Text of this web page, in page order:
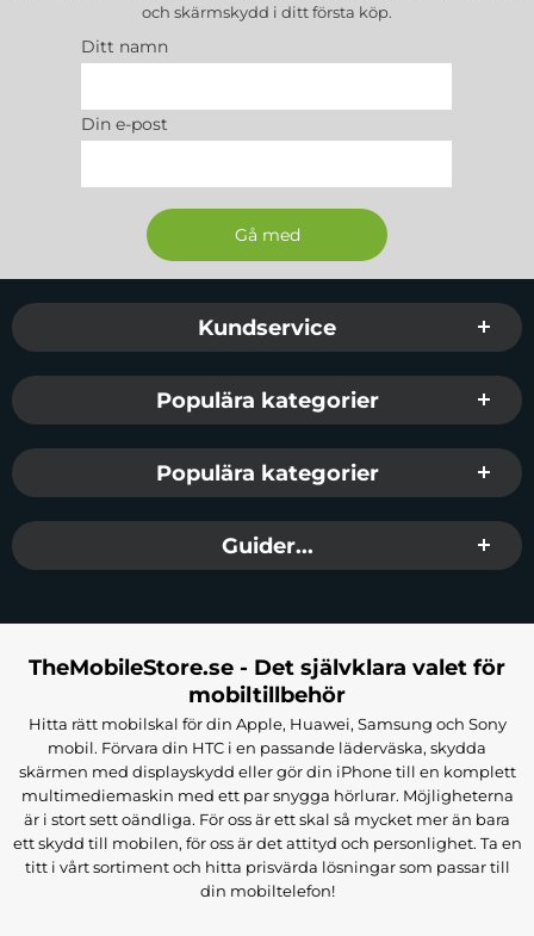
och skärmskydd i ditt första köp.
Ditt namn
Din e-post
Sidfot Blandad info och länkar
Kundservice
Populära kategorier
Populära kategorier
Guider...
TheMobileStore.se - Det självklara valet för
mobiltillbehör
Hitta rätt mobilskal för din Apple, Huawei, Samsung och Sony
mobil. Förvara din HTC i en passande läderväska, skydda
skärmen med displayskydd eller gör din iPhone till en komplett
multimediemaskin med ett par snygga hörlurar. Möjligheterna
är i stort sett oändliga. För oss är ett skal så mycket mer än bara
ett skydd till mobilen, för oss är det attityd och personlighet. Ta en
titt i vårt sortiment och hitta prisvärda lösningar som passar till
din mobiltelefon!